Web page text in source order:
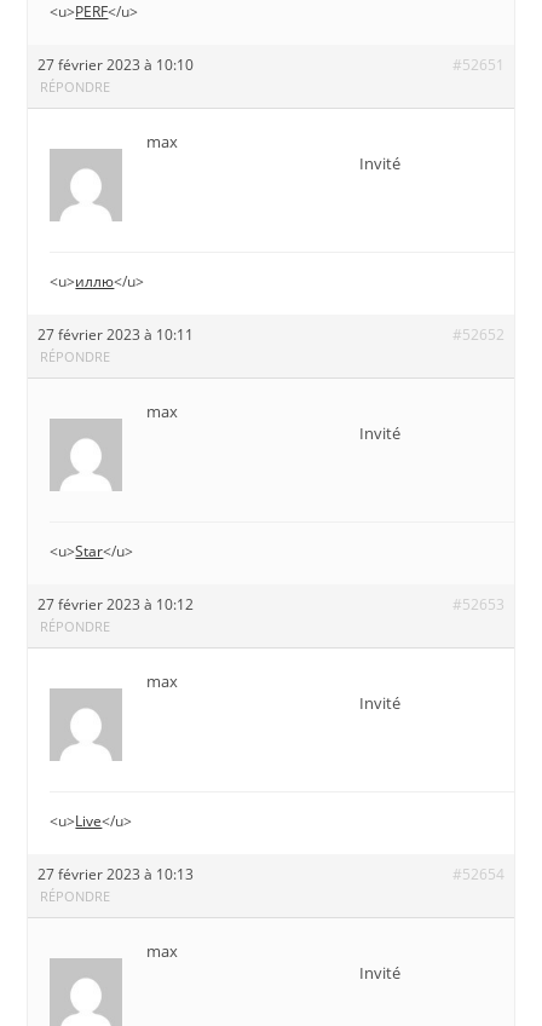
<u>PERF</u>
27 février 2023 à 10:10 #52651
RÉPONDRE
max
Invité
<u>иллю</u>
27 février 2023 à 10:11 #52652
RÉPONDRE
max
Invité
<u>Star</u>
27 février 2023 à 10:12 #52653
RÉPONDRE
max
Invité
<u>Live</u>
27 février 2023 à 10:13 #52654
RÉPONDRE
max
Invité